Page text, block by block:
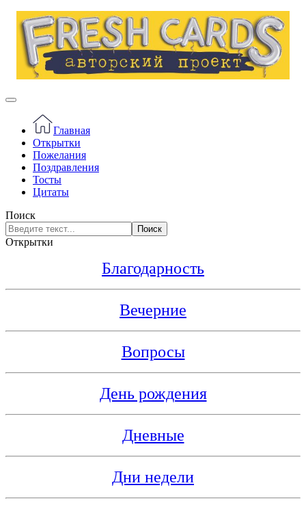
Главная
Открытки
Пожелания
Поздравления
Тосты
Цитаты
Поиск
Поиск
Открытки
Благодарность
Вечерние
Вопросы
День рождения
Дневные
Дни недели